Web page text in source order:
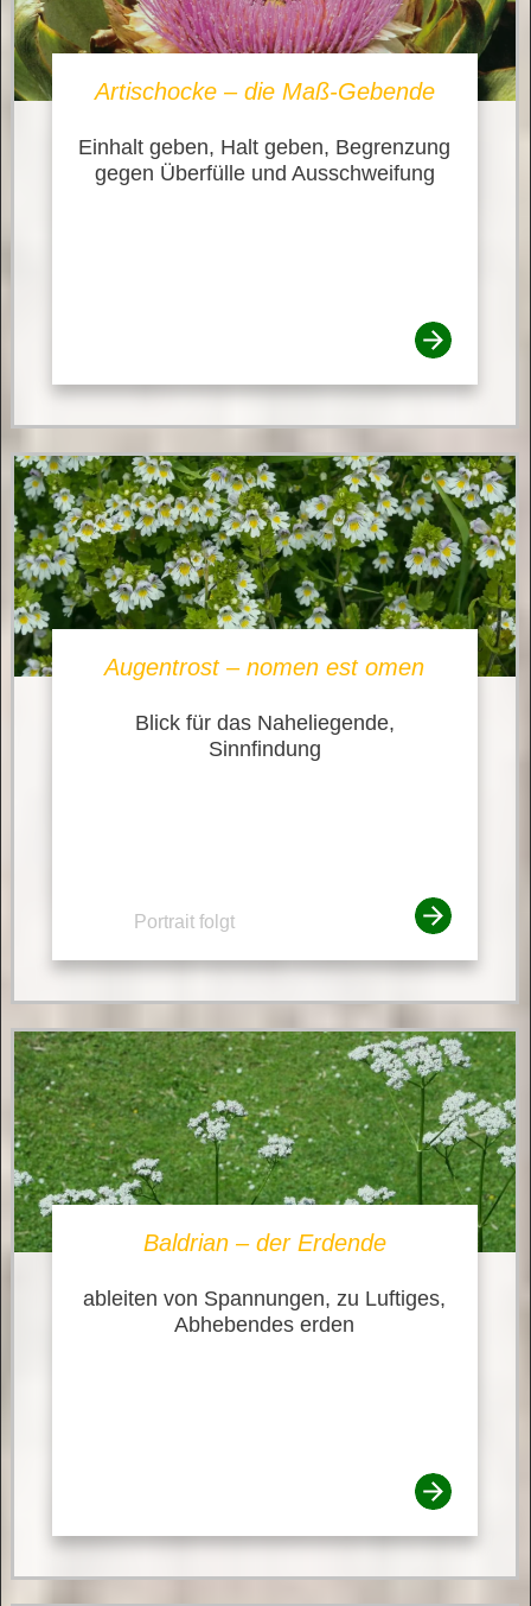
Artischocke – die Maß-Gebende
Einhalt geben, Halt geben, Begrenzung
gegen Überfülle und Ausschweifung
Augentrost – nomen est omen
Blick für das Naheliegende,
Sinnfindung
Portrait folgt
Baldrian – der Erdende
ableiten von Spannungen, zu Luftiges,
Abhebendes erden